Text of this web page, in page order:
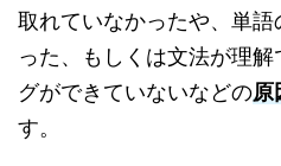
取れていなかったや、単
った、もしくは文法が理
グができていないなどの原
す。